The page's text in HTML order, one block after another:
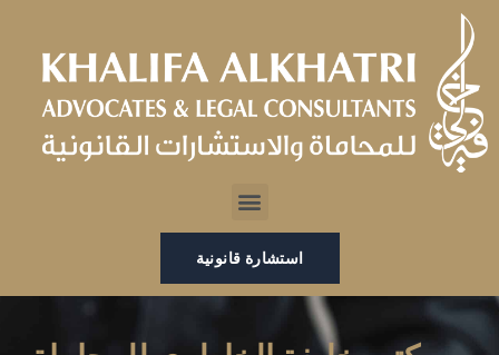
تخطي
المحتوى
Menu
استشارة قانونية